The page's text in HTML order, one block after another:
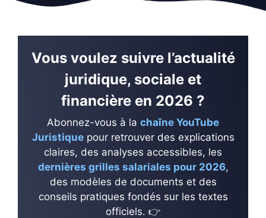
Vous voulez suivre l’actualité
juridique, sociale et
financière en 2026 ?
Abonnez-vous à la chaîne YouTube
Juristiquepour retrouver des explications
claires, des analyses accessibles, les
dernières grilles salariales pour 2026,
des modèles de documents et des
conseils pratiques fondés sur les textes
officiels. 👉